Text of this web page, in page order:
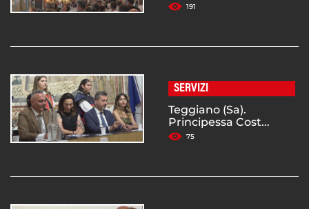
191
SERVIZI
Teggiano (Sa).
Principessa Cost...
75